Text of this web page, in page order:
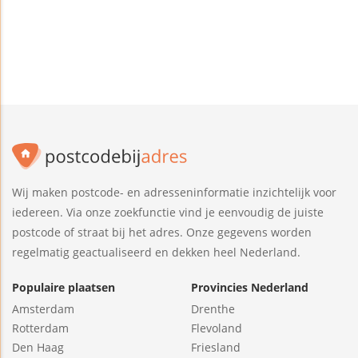
Wij maken postcode- en adresseninformatie inzichtelijk voor
iedereen. Via onze zoekfunctie vind je eenvoudig de juiste
postcode of straat bij het adres. Onze gegevens worden
regelmatig geactualiseerd en dekken heel Nederland.
Populaire plaatsen
Amsterdam
Rotterdam
Den Haag
Provincies Nederland
Drenthe
Flevoland
Friesland